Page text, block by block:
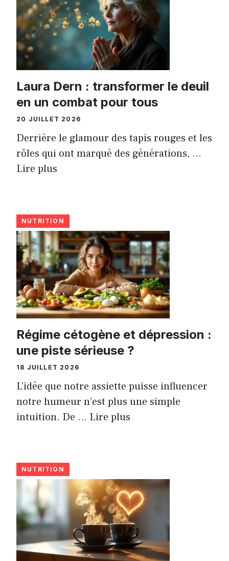
Laura Dern : transformer le deuil
en un combat pour tous
20 JUILLET 2026
Derrière le glamour des tapis rouges et les
rôles qui ont marqué des générations, ...
Lire plus
NUTRITION
Régime cétogène et dépression :
une piste sérieuse ?
18 JUILLET 2026
L’idée que notre assiette puisse influencer
notre humeur n’est plus une simple
intuition. De ... Lire plus
NUTRITION